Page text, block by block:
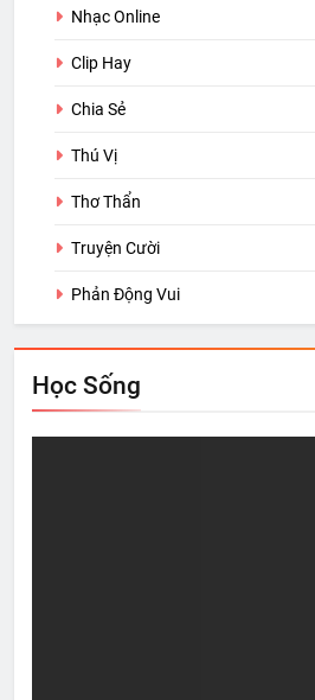
Nhạc Online
Clip Hay
Chia Sẻ
Thú Vị
Thơ Thẩn
Truyện Cười
Phản Động Vui
Học Sống